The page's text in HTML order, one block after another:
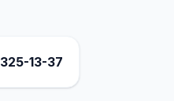
13-37